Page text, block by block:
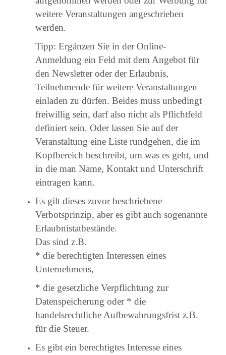
weitere Veranstaltungen angeschrieben
werden.
Tipp: Ergänzen Sie in der Online-
Anmeldung ein Feld mit dem Angebot für
den Newsletter oder der Erlaubnis,
Teilnehmende für weitere Veranstaltungen
einladen zu dürfen. Beides muss unbedingt
freiwillig sein, darf also nicht als Pflichtfeld
definiert sein. Oder lassen Sie auf der
Veranstaltung eine Liste rundgehen, die im
Kopfbereich beschreibt, um was es geht, und
in die man Name, Kontakt und Unterschrift
eintragen kann.
Es gilt dieses zuvor beschriebene
Verbotsprinzip, aber es gibt auch sogenannte
Erlaubnistatbestände.
Das sind z.B.
* die berechtigten Interessen eines
Unternehmens,
* die gesetzliche Verpflichtung zur
Datenspeicherung oder * die
handelsrechtliche Aufbewahrungsfrist z.B.
für die Steuer.
Es gibt ein berechtigtes Interesse eines